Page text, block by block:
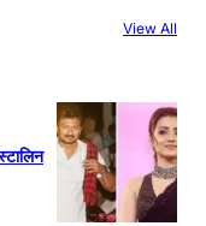
View All